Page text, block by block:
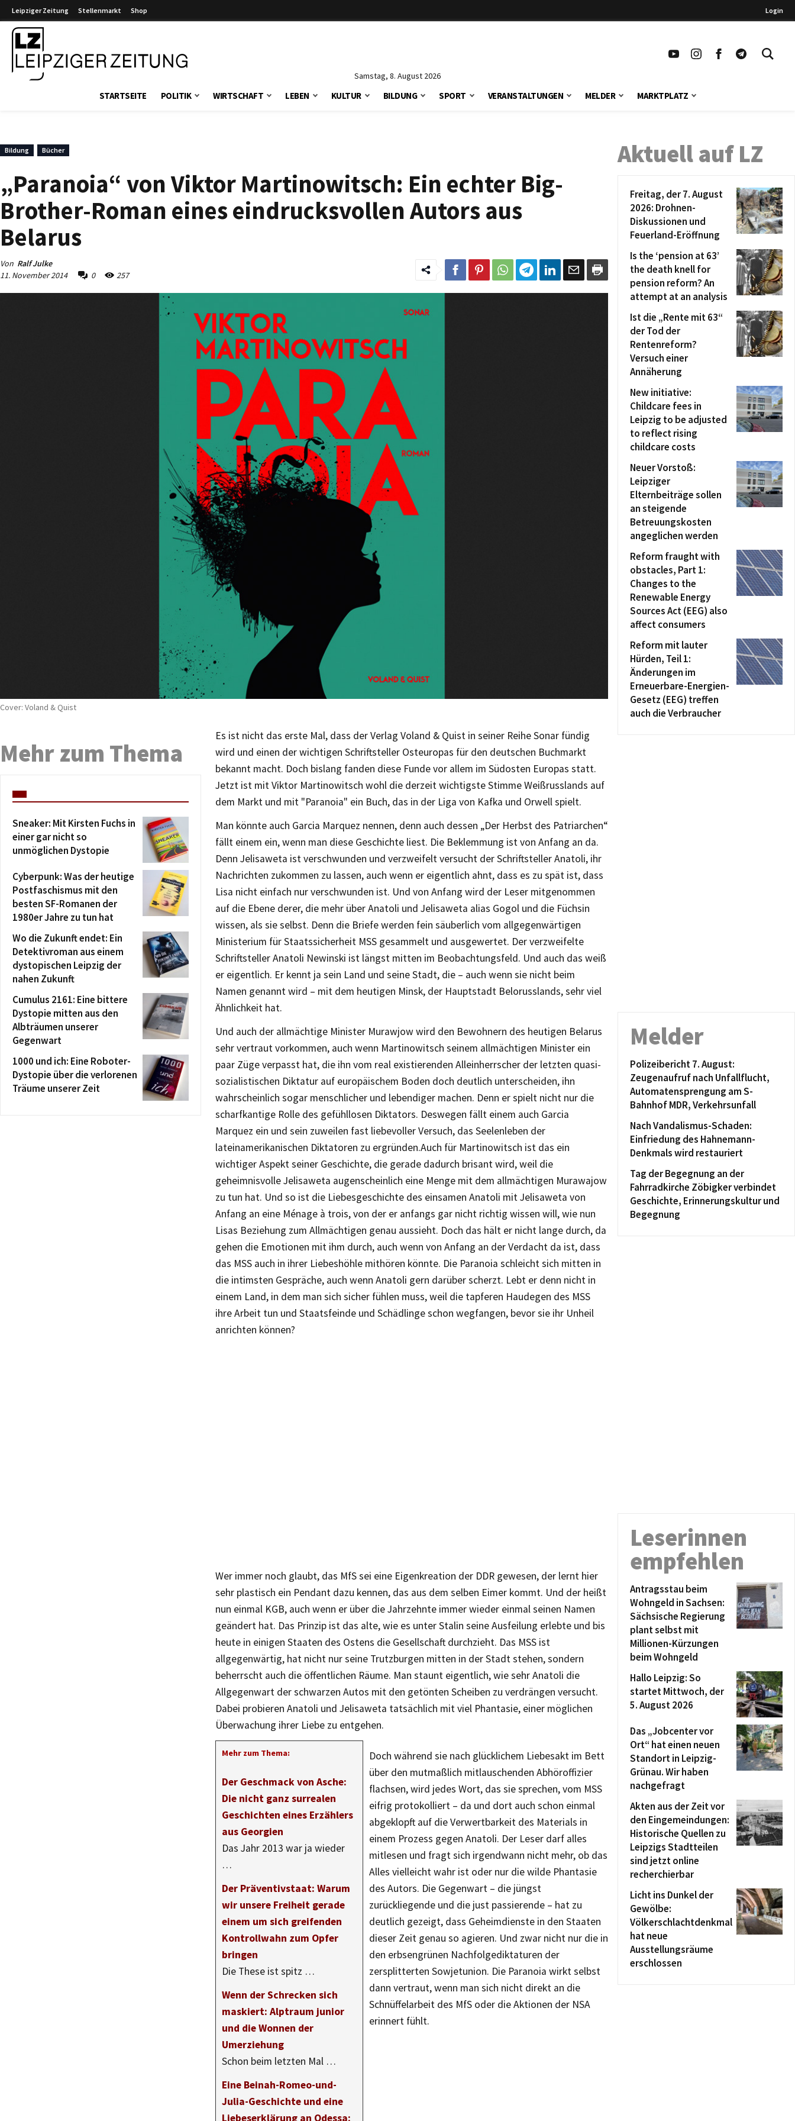
Leipziger Zeitung Stellenmarkt Shop Login
Samstag, 8. August 2026
STARTSEITE POLITIK WIRTSCHAFT LEBEN KULTUR BILDUNG SPORT VERANSTALTUNGEN MELDER MARKTPLATZ
Bildung Bücher
„Paranoia“ von Viktor Martinowitsch: Ein echter Big-
Brother-Roman eines eindrucksvollen Autors aus
Belarus
Von Ralf Julke
11. November 2014
0 257
Cover: Voland & Quist
Es ist nicht das erste Mal, dass der Verlag Voland & Quist in seiner Reihe Sonar fündig
wird und einen der wichtigen Schriftsteller Osteuropas für den deutschen Buchmarkt
bekannt macht. Doch bislang fanden diese Funde vor allem im Südosten Europas statt.
Jetzt ist mit Viktor Martinowitsch wohl die derzeit wichtigste Stimme Weißrusslands auf
dem Markt und mit "Paranoia" ein Buch, das in der Liga von Kafka und Orwell spielt.
Man könnte auch Garcia Marquez nennen, denn auch dessen „Der Herbst des Patriarchen“
fällt einem ein, wenn man diese Geschichte liest. Die Beklemmung ist von Anfang an da.
Denn Jelisaweta ist verschwunden und verzweifelt versucht der Schriftsteller Anatoli, ihr
Nachrichten zukommen zu lassen, auch wenn er eigentlich ahnt, dass es zu spät ist, dass
Lisa nicht einfach nur verschwunden ist. Und von Anfang wird der Leser mitgenommen
auf die Ebene derer, die mehr über Anatoli und Jelisaweta alias Gogol und die Füchsin
wissen, als sie selbst. Denn die Briefe werden fein säuberlich vom allgegenwärtigen
Ministerium für Staatssicherheit MSS gesammelt und ausgewertet. Der verzweifelte
Schriftsteller Anatoli Newinski ist längst mitten im Beobachtungsfeld. Und auch das weiß
er eigentlich. Er kennt ja sein Land und seine Stadt, die – auch wenn sie nicht beim
Namen genannt wird – mit dem heutigen Minsk, der Hauptstadt Belorusslands, sehr viel
Ähnlichkeit hat.
Und auch der allmächtige Minister Murawjow wird den Bewohnern des heutigen Belarus
sehr vertraut vorkommen, auch wenn Martinowitsch seinem allmächtigen Minister ein
paar Züge verpasst hat, die ihn vom real existierenden Alleinherrscher der letzten quasi-
sozialistischen Diktatur auf europäischem Boden doch deutlich unterscheiden, ihn
wahrscheinlich sogar menschlicher und lebendiger machen. Denn er spielt nicht nur die
scharfkantige Rolle des gefühllosen Diktators. Deswegen fällt einem auch Garcia
Marquez ein und sein zuweilen fast liebevoller Versuch, das Seelenleben der
lateinamerikanischen Diktatoren zu ergründen.Auch für Martinowitsch ist das ein
wichtiger Aspekt seiner Geschichte, die gerade dadurch brisant wird, weil die
geheimnisvolle Jelisaweta augenscheinlich eine Menge mit dem allmächtigen Murawajow
zu tun hat. Und so ist die Liebesgeschichte des einsamen Anatoli mit Jelisaweta von
Anfang an eine Ménage à trois, von der er anfangs gar nicht richtig wissen will, wie nun
Lisas Beziehung zum Allmächtigen genau aussieht. Doch das hält er nicht lange durch, da
gehen die Emotionen mit ihm durch, auch wenn von Anfang an der Verdacht da ist, dass
das MSS auch in ihrer Liebeshöhle mithören könnte. Die Paranoia schleicht sich mitten in
die intimsten Gespräche, auch wenn Anatoli gern darüber scherzt. Lebt er denn nicht in
einem Land, in dem man sich sicher fühlen muss, weil die tapferen Haudegen des MSS
ihre Arbeit tun und Staatsfeinde und Schädlinge schon wegfangen, bevor sie ihr Unheil
anrichten können?
Wer immer noch glaubt, das MfS sei eine Eigenkreation der DDR gewesen, der lernt hier
sehr plastisch ein Pendant dazu kennen, das aus dem selben Eimer kommt. Und der heißt
nun einmal KGB, auch wenn er über die Jahrzehnte immer wieder einmal seinen Namen
geändert hat. Das Prinzip ist das alte, wie es unter Stalin seine Ausfeilung erlebte und bis
heute in einigen Staaten des Ostens die Gesellschaft durchzieht. Das MSS ist
allgegenwärtig, hat nicht nur seine Trutzburgen mitten in der Stadt stehen, sondern
beherrscht auch die öffentlichen Räume. Man staunt eigentlich, wie sehr Anatoli die
Allgegenwart der schwarzen Autos mit den getönten Scheiben zu verdrängen versucht.
Dabei probieren Anatoli und Jelisaweta tatsächlich mit viel Phantasie, einer möglichen
Überwachung ihrer Liebe zu entgehen.
Mehr zum Thema:
Der Geschmack von Asche:
Die nicht ganz surrealen
Geschichten eines Erzählers
aus Georgien
Das Jahr 2013 war ja wieder
…
Der Präventivstaat: Warum
wir unsere Freiheit gerade
einem um sich greifenden
Kontrollwahn zum Opfer
bringen
Die These ist spitz …
Wenn der Schrecken sich
maskiert: Alptraum junior
und die Wonnen der
Umerziehung
Schon beim letzten Mal …
Eine Beinah-Romeo-und-
Julia-Geschichte und eine
Liebeserklärung an Odessa:
Doch während sie nach glücklichem Liebesakt im Bett
über den mutmaßlich mitlauschenden Abhöroffizier
flachsen, wird jedes Wort, das sie sprechen, vom MSS
eifrig protokolliert – da und dort auch schon einmal
abgeklopft auf die Verwertbarkeit des Materials in
einem Prozess gegen Anatoli. Der Leser darf alles
mitlesen und fragt sich irgendwann nicht mehr, ob das
Alles vielleicht wahr ist oder nur die wilde Phantasie
des Autors. Die Gegenwart – die jüngst
zurückliegende und die just passierende – hat zu
deutlich gezeigt, dass Geheimdienste in den Staaten
dieser Zeit genau so agieren. Und zwar nicht nur die in
den erbsengrünen Nachfolgediktaturen der
zersplitterten Sowjetunion. Die Paranoia wirkt selbst
dann vertraut, wenn man sich nicht direkt an die
Schnüffelarbeit des MfS oder die Aktionen der NSA
erinnert fühlt.
Mehr zum Thema
Sneaker: Mit Kirsten Fuchs in
einer gar nicht so
unmöglichen Dystopie
Cyberpunk: Was der heutige
Postfaschismus mit den
besten SF-Romanen der
1980er Jahre zu tun hat
Wo die Zukunft endet: Ein
Detektivroman aus einem
dystopischen Leipzig der
nahen Zukunft
Cumulus 2161: Eine bittere
Dystopie mitten aus den
Albträumen unserer
Gegenwart
1000 und ich: Eine Roboter-
Dystopie über die verlorenen
Träume unserer Zeit
Aktuell auf LZ
Freitag, der 7. August
2026: Drohnen-
Diskussionen und
Feuerland-Eröffnung
Is the ‘pension at 63’
the death knell for
pension reform? An
attempt at an analysis
Ist die „Rente mit 63“
der Tod der
Rentenreform?
Versuch einer
Annäherung
New initiative:
Childcare fees in
Leipzig to be adjusted
to reflect rising
childcare costs
Neuer Vorstoß:
Leipziger
Elternbeiträge sollen
an steigende
Betreuungskosten
angeglichen werden
Reform fraught with
obstacles, Part 1:
Changes to the
Renewable Energy
Sources Act (EEG) also
affect consumers
Reform mit lauter
Hürden, Teil 1:
Änderungen im
Erneuerbare-Energien-
Gesetz (EEG) treffen
auch die Verbraucher
Melder
Polizeibericht 7. August:
Zeugenaufruf nach Unfallflucht,
Automatensprengung am S-
Bahnhof MDR, Verkehrsunfall
Nach Vandalismus-Schaden:
Einfriedung des Hahnemann-
Denkmals wird restauriert
Tag der Begegnung an der
Fahrradkirche Zöbigker verbindet
Geschichte, Erinnerungskultur und
Begegnung
Leserinnen
empfehlen
Antragsstau beim
Wohngeld in Sachsen:
Sächsische Regierung
plant selbst mit
Millionen-Kürzungen
beim Wohngeld
Hallo Leipzig: So
startet Mittwoch, der
5. August 2026
Das „Jobcenter vor
Ort“ hat einen neuen
Standort in Leipzig-
Grünau. Wir haben
nachgefragt
Akten aus der Zeit vor
den Eingemeindungen:
Historische Quellen zu
Leipzigs Stadtteilen
sind jetzt online
recherchierbar
Licht ins Dunkel der
Gewölbe:
Völkerschlachtdenkmal
hat neue
Ausstellungsräume
erschlossen